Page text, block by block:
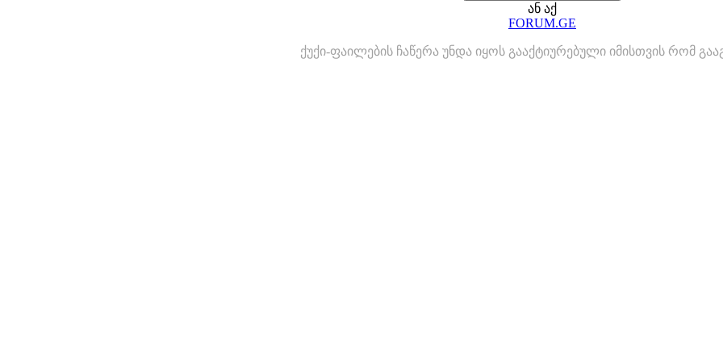
ან აქ
FORUM.GE
ქუქი-ფაილების ჩაწერა უნდა იყოს გააქტიურებული იმისთვის რომ